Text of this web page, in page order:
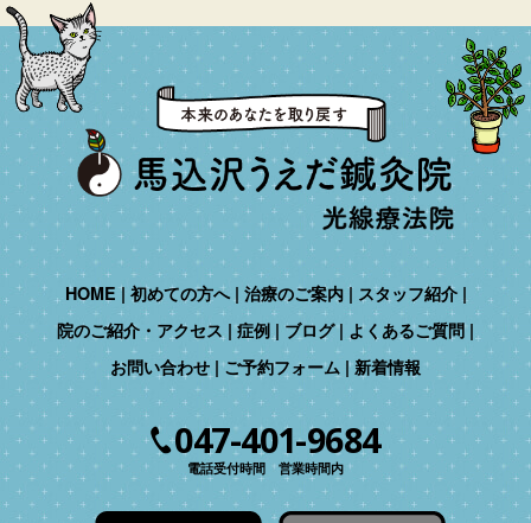
HOME 初めての方へ 治療のご案内
スタッフ紹介
院のご紹介・アクセス
症例 ブログ
よくあるご質問
お問い合わせ ご予約フォーム 新着情報
047-401-9684
電話受付時間 営業時間内